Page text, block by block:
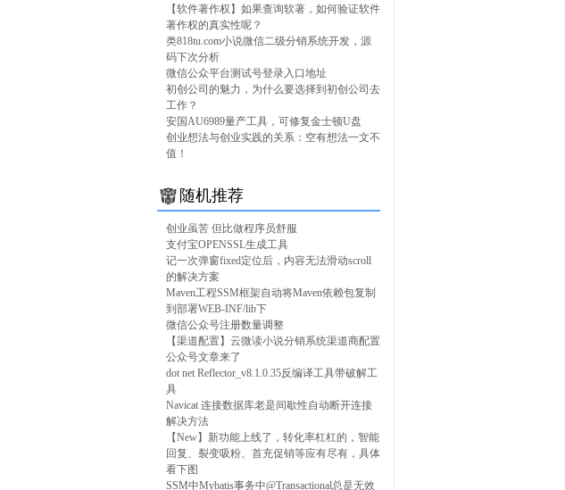
【软件著作权】如果查询软著，如何验证软件
著作权的真实性呢？
类818tu.com小说微信二级分销系统开发，源
码下次分析
微信公众平台测试号登录入口地址
初创公司的魅力，为什么要选择到初创公司去
工作？
安国AU6989量产工具，可修复金士顿U盘
创业想法与创业实践的关系：空有想法一文不
值！
随机推荐
创业虽苦 但比做程序员舒服
支付宝OPENSSL生成工具
记一次弹窗fixed定位后，内容无法滑动scroll
的解决方案
Maven工程SSM框架自动将Maven依赖包复制
到部署WEB-INF/lib下
微信公众号注册数量调整
【渠道配置】云微读小说分销系统渠道商配置
公众号文章来了
dot net Reflector_v8.1.0.35反编译工具带破解工
具
Navicat 连接数据库老是间歇性自动断开连接
解决方法
【New】新功能上线了，转化率杠杠的，智能
回复、裂变吸粉、首充促销等应有尽有，具体
看下图
SSM中Mybatis事务中@Transactional总是无效